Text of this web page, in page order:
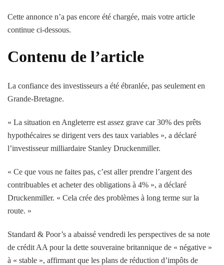
Cette annonce n’a pas encore été chargée, mais votre article
continue ci-dessous.
Contenu de l’article
La confiance des investisseurs a été ébranlée, pas seulement en
Grande-Bretagne.
« La situation en Angleterre est assez grave car 30% des prêts
hypothécaires se dirigent vers des taux variables », a déclaré
l’investisseur milliardaire Stanley Druckenmiller.
« Ce que vous ne faites pas, c’est aller prendre l’argent des
contribuables et acheter des obligations à 4% », a déclaré
Druckenmiller. « Cela crée des problèmes à long terme sur la
route. »
Standard & Poor’s a abaissé vendredi les perspectives de sa note
de crédit AA pour la dette souveraine britannique de « négative »
à « stable », affirmant que les plans de réduction d’impôts de